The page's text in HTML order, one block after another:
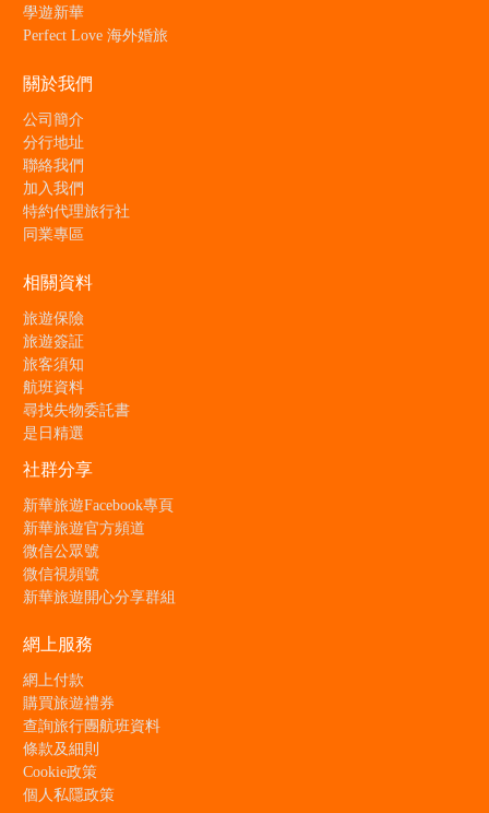
學遊新華
Perfect Love 海外婚旅
關於我們
公司簡介
分行地址
聯絡我們
加入我們
特約代理旅行社
同業專區
相關資料
旅遊保險
旅遊簽証
旅客須知
航班資料
尋找失物委託書
是日精選
社群分享
新華旅遊Facebook專頁
新華旅遊官方頻道
微信公眾號
微信視頻號
新華旅遊開心分享群組
網上服務
網上付款
購買旅遊禮券
查詢旅行團航班資料
條款及細則
Cookie政策
個人私隱政策